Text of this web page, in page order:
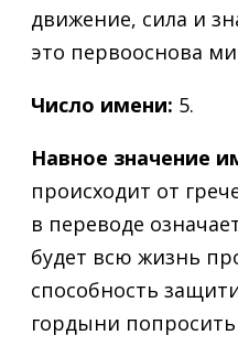
движение, сила и
это первооснова
Число имени: 5.
Навное значение
происходит от
в переводе
будет всю жизнь
способность
гордыни